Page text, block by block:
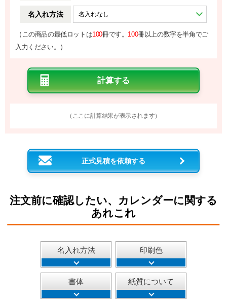
名入れ方法
（ この商品の最低ロットは100冊です。 100冊以上の数字を半角でご
入力ください。
）
（ここに計算結果が表示されます）
正式見積を依頼する
注文前に確認したい、カレンダーに関する
あれこれ
名入れ方法 印刷色
書体 紙質について